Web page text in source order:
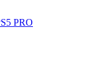
PRO